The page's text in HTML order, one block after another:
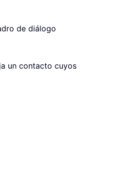
de diálogo
un contacto cuyos